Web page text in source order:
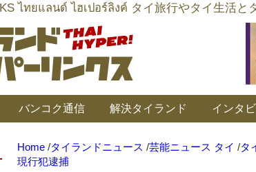
ไทยแลนด์ ไฮเปอร์ลิงค์ タイ旅行やタイ生活と
バンコク通信 解決タイランド インタ
Home /タイランドニュース /芸能ニュース タイ /タ
現行犯逮捕